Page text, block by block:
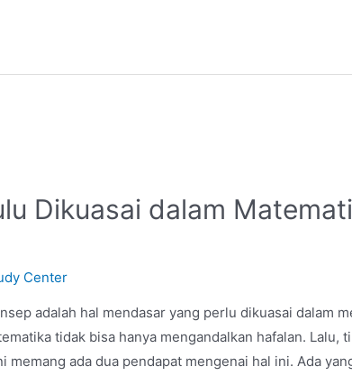
Dikuasai dalam
Center
adalah hal mendasar yang perlu dikuasai dalam
tidak bisa hanya mengandalkan hafalan. Lalu,
ada dua pendapat mengenai hal ini. Ada